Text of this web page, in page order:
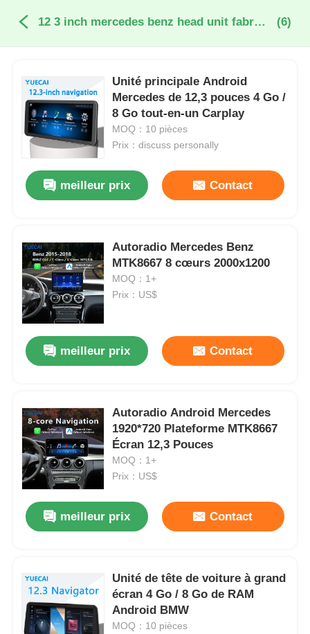
12 3 inch mercedes benz head unit fabrication en ligne (6)
Unité principale Android
Mercedes de 12,3 pouces 4 Go /
8 Go tout-en-un Carplay
MOQ：10 pièces
Prix：discuss personally
meilleur prix Contact
Autoradio Mercedes Benz
MTK8667 8 cœurs 2000x1200
MOQ：1+
Prix：US$
meilleur prix Contact
Autoradio Android Mercedes
1920*720 Plateforme MTK8667
Écran 12,3 Pouces
MOQ：1+
Prix：US$
meilleur prix Contact
Unité de tête de voiture à grand
écran 4 Go / 8 Go de RAM
Android BMW
MOQ：10 pièces